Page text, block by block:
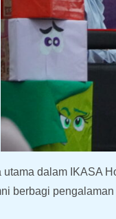
utama dalam IKASA
berbagi